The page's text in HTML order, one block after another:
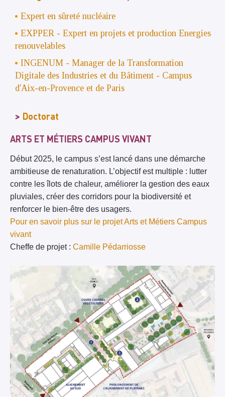
Expert en sûreté nucléaire
EXPPER - Expert en projets et production Energies
renouvelables
INGENUM - Manager de la Transformation
Digitale des Industries et du Bâtiment - Campus
d'Aix-en-Provence et de Paris
Doctorat
ARTS ET MÉTIERS CAMPUS VIVANT
Début 2025, le campus s’est lancé dans une démarche
ambitieuse de renaturation. L’objectif est multiple : lutter
contre les îlots de chaleur, améliorer la gestion des eaux
pluviales, créer des corridors pour la biodiversité et
renforcer le bien-être des usagers.
Pour en savoir plus sur le projet Arts et Métiers Campus
vivant
Cheffe de projet : Camille Pédarriosse